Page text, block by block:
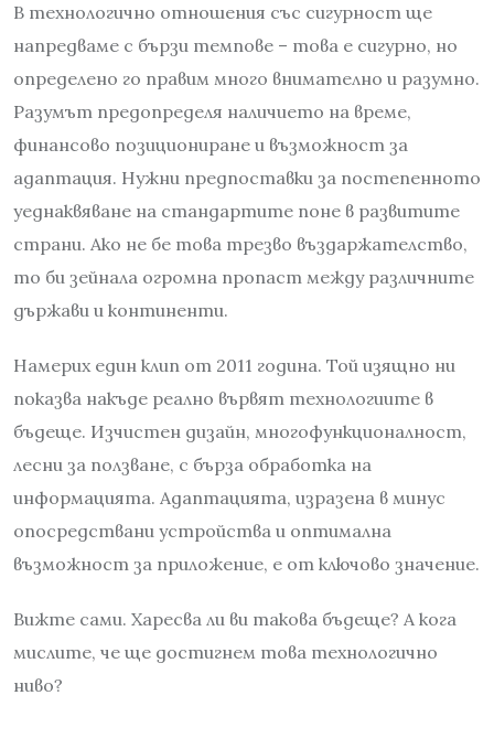
В технологично отношения със сигурност ще
напредваме с бързи темпове – това е сигурно, но
определено го правим много внимателно и разумно.
Разумът предопределя наличието на време,
финансово позициониране и възможност за
адаптация. Нужни предпоставки за постепенното
уеднаквяване на стандартите поне в развитите
страни. Ако не бе това трезво въздаржателство,
то би зейнала огромна пропаст между различните
държави и континенти.
Намерих един клип от 2011 година. Той изящно ни
показва накъде реално вървят технологиите в
бъдеще. Изчистен дизайн, многофункционалност,
лесни за ползване, с бърза обработка на
информацията. Адаптацията, изразена в минус
опосредствани устройства и оптимална
възможност за приложение, е от ключово значение.
Вижте сами. Харесва ли ви такова бъдеще? А кога
мислите, че ще достигнем това технологично
ниво?